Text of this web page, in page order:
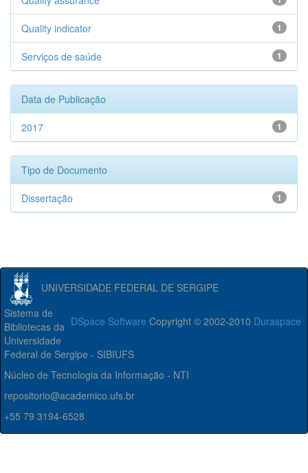
1
Quality indicator
1
Serviços de saúde
Data de Publicação
1
2017
Tipo de Documento
1
Dissertação
UNIVERSIDADE FEDERAL DE SERGIPE
DSpace Software Copyright © 2002-2010 Duraspace
Sistema de
Bibliotecas da
Universidade
Federal de Sergipe - SIBIUFS
Núcleo de Tecnologia da Informação - NTI
repositorio@academico.ufs.br
+55 79 3194-6528